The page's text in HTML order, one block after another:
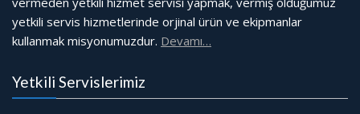
yetkili servis hizmetlerinde orjinal ürün ve ekipmanlar
kullanmak misyonumuzdur. Devamı…
Yetkili Servislerimiz